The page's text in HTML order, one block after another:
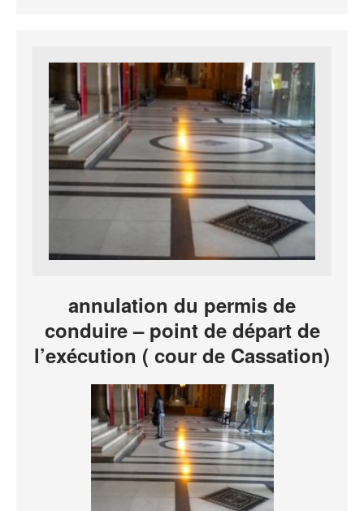
annulation du permis de
conduire – point de départ de
l’exécution ( cour de Cassation)